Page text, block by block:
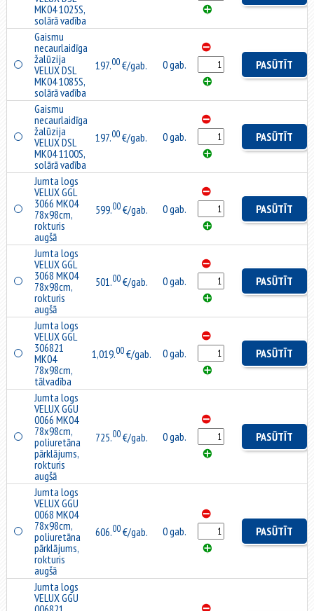
MK04 1025S,
solārā vadība
Gaismu
necaurlaidīga
žalūzija
VELUX DSL
MK04 1085S,
solārā vadība
197.00€/gab. 0 gab. PASŪTĪT
Gaismu
necaurlaidīga
žalūzija
VELUX DSL
MK04 1100S,
solārā vadība
197.00€/gab. 0 gab. PASŪTĪT
Jumta logs
VELUX GGL
3066 MK04
78x98cm,
rokturis
augšā
599.00€/gab. 0 gab. PASŪTĪT
Jumta logs
VELUX GGL
3068 MK04
78x98cm,
rokturis
augšā
501.00€/gab. 0 gab. PASŪTĪT
Jumta logs
VELUX GGL
306821
MK04
78x98cm,
tālvadība
1,019.00€/gab. 0 gab. PASŪTĪT
Jumta logs
VELUX GGU
0066 MK04
78x98cm,
poliuretāna
pārklājums,
rokturis
augšā
725.00€/gab. 0 gab. PASŪTĪT
Jumta logs
VELUX GGU
0068 MK04
78x98cm,
poliuretāna
pārklājums,
rokturis
augšā
606.00€/gab. 0 gab. PASŪTĪT
Jumta logs
VELUX GGU